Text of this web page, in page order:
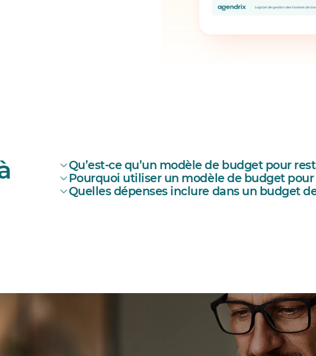
Qu’est-ce qu’un modèle de budget pour
Pourquoi utiliser un modèle de budget
Quelles dépenses inclure dans un budget